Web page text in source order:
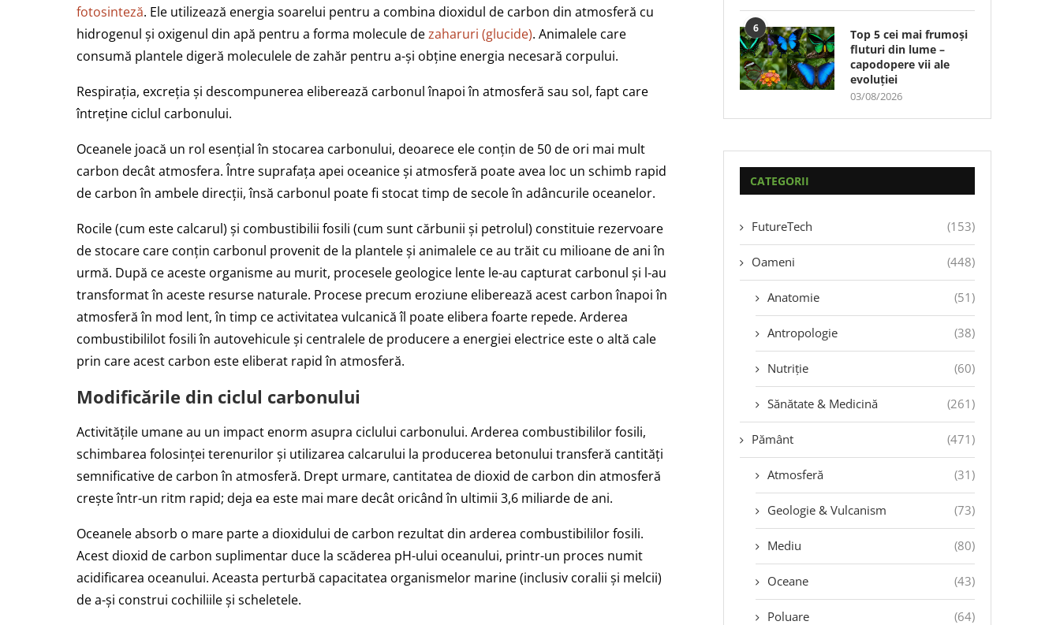
fotosinteză. Ele utilizează energia soarelui pentru a combina dioxidul de carbon din atmosferă cu
hidrogenul și oxigenul din apă pentru a forma molecule dezaharuri (glucide). Animalele care
consumă plantele digeră moleculele de zahăr pentru a-și obține energia necesară corpului.
Respirația, excreția și descompunerea eliberează carbonul înapoi în atmosferă sau sol, fapt care
întreține ciclul carbonului.
Oceanele joacă un rol esențial în stocarea carbonului, deoarece ele conțin de 50 de ori mai mult
carbon decât atmosfera. Între suprafața apei oceanice și atmosferă poate avea loc un schimb rapid
de carbon în ambele direcții, însă carbonul poate fi stocat timp de secole în adâncurile oceanelor.
Rocile (cum este calcarul) și combustibilii fosili (cum sunt cărbunii și petrolul) constituie rezervoare
de stocare care conțin carbonul provenit de la plantele și animalele ce au trăit cu milioane de ani în
urmă. După ce aceste organisme au murit, procesele geologice lente le-au capturat carbonul și l-au
transformat în aceste resurse naturale. Procese precum eroziune eliberează acest carbon înapoi în
atmosferă în mod lent, în timp ce activitatea vulcanică îl poate elibera foarte repede. Arderea
combustibililot fosili în autovehicule și centralele de producere a energiei electrice este o altă cale
prin care acest carbon este eliberat rapid în atmosferă.
Modificările din ciclul carbonului
Activitățile umane au un impact enorm asupra ciclului carbonului. Arderea combustibililor fosili,
schimbarea folosinței terenurilor și utilizarea calcarului la producerea betonului transferă cantități
semnificative de carbon în atmosferă. Drept urmare, cantitatea de dioxid de carbon din atmosferă
crește într-un ritm rapid; deja ea este mai mare decât oricând în ultimii 3,6 miliarde de ani.
Oceanele absorb o mare parte a dioxidului de carbon rezultat din arderea combustibililor fosili.
Acest dioxid de carbon suplimentar duce la scăderea pH-ului oceanului, printr-un proces numit
acidificarea oceanului. Aceasta perturbă capacitatea organismelor marine (inclusiv coralii și melcii)
de a-și construi cochiliile și scheletele.
6
Top 5 cei mai frumoși
fluturi din lume –
capodopere vii ale
evoluției
03/08/2026
CATEGORII
FutureTech (153)
Oameni (448)
Anatomie (51)
Antropologie (38)
Nutriție (60)
Sănătate & Medicină (261)
Pământ (471)
Atmosferă (31)
Geologie & Vulcanism (73)
Mediu (80)
Oceane (43)
Poluare (64)